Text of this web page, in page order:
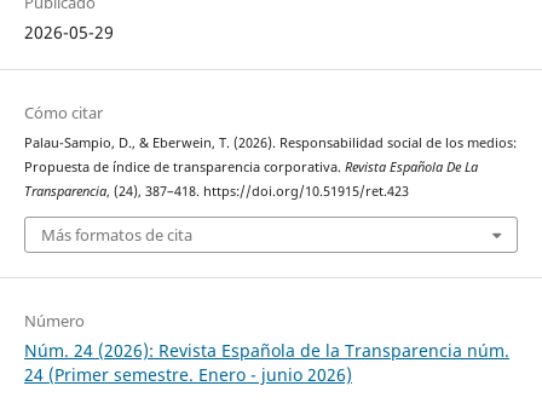
2026-05-29
Cómo citar
Palau-Sampio, D., & Eberwein, T. (2026). Responsabilidad social de los medios:
Propuesta de índice de transparencia corporativa. Revista Española De La
Transparencia, (24), 387–418. https://doi.org/10.51915/ret.423
Más formatos de cita
Número
Núm. 24 (2026): Revista Española de la Transparencia núm.
24 (Primer semestre. Enero - junio 2026)